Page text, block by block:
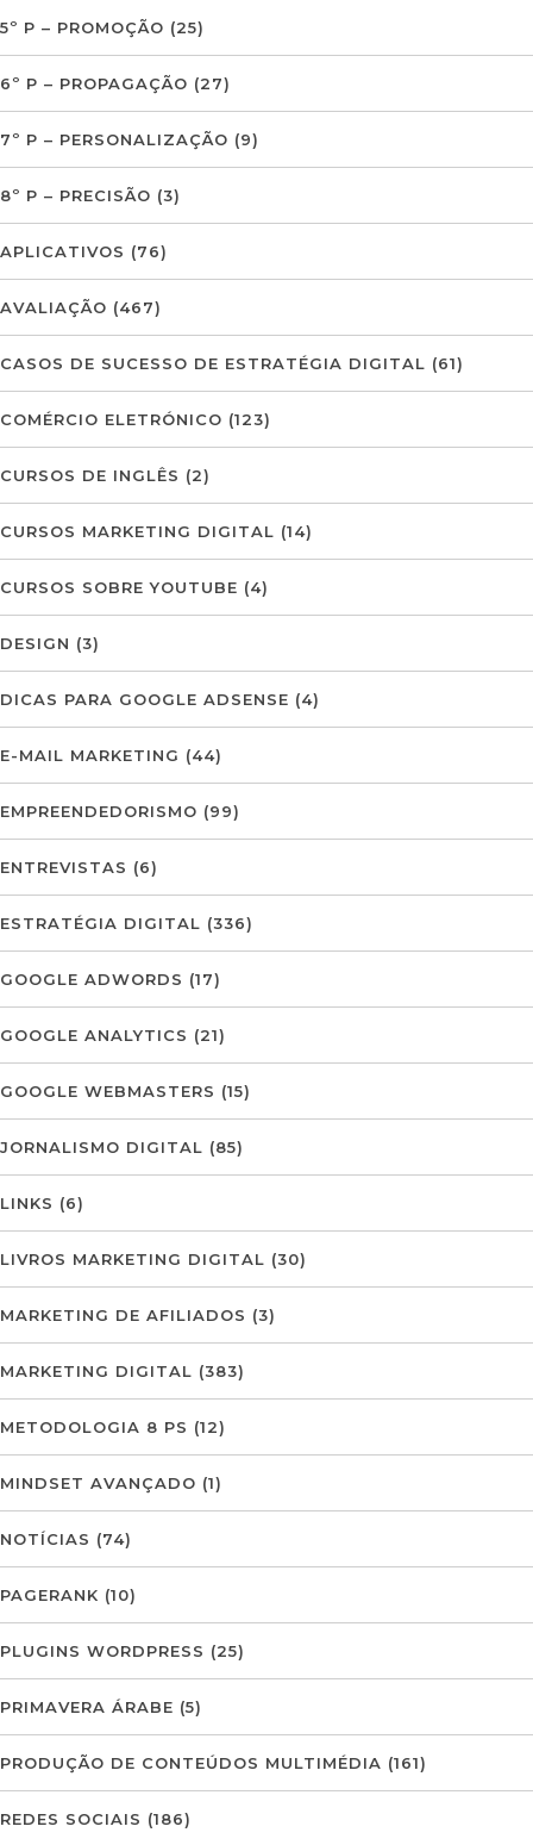
5º P – PROMOÇÃO (25)
6º P – PROPAGAÇÃO (27)
7º P – PERSONALIZAÇÃO (9)
8º P – PRECISÃO (3)
APLICATIVOS (76)
AVALIAÇÃO (467)
CASOS DE SUCESSO DE ESTRATÉGIA DIGITAL (61)
COMÉRCIO ELETRÓNICO (123)
CURSOS DE INGLÊS (2)
CURSOS MARKETING DIGITAL (14)
CURSOS SOBRE YOUTUBE (4)
DESIGN (3)
DICAS PARA GOOGLE ADSENSE (4)
E-MAIL MARKETING (44)
EMPREENDEDORISMO (99)
ENTREVISTAS (6)
ESTRATÉGIA DIGITAL (336)
GOOGLE ADWORDS (17)
GOOGLE ANALYTICS (21)
GOOGLE WEBMASTERS (15)
JORNALISMO DIGITAL (85)
LINKS (6)
LIVROS MARKETING DIGITAL (30)
MARKETING DE AFILIADOS (3)
MARKETING DIGITAL (383)
METODOLOGIA 8 PS (12)
MINDSET AVANÇADO (1)
NOTÍCIAS (74)
PAGERANK (10)
PLUGINS WORDPRESS (25)
PRIMAVERA ÁRABE (5)
PRODUÇÃO DE CONTEÚDOS MULTIMÉDIA (161)
REDES SOCIAIS (186)